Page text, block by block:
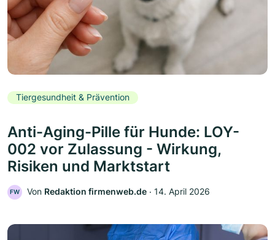
Tiergesundheit & Prävention
Anti-Aging-Pille für Hunde: LOY-
002 vor Zulassung - Wirkung,
Risiken und Marktstart
FW Von Redaktion firmenweb.de ‧ 14. April 2026